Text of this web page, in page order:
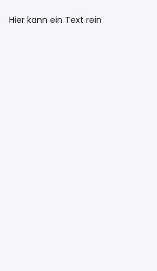
Hier kann ein Text rein